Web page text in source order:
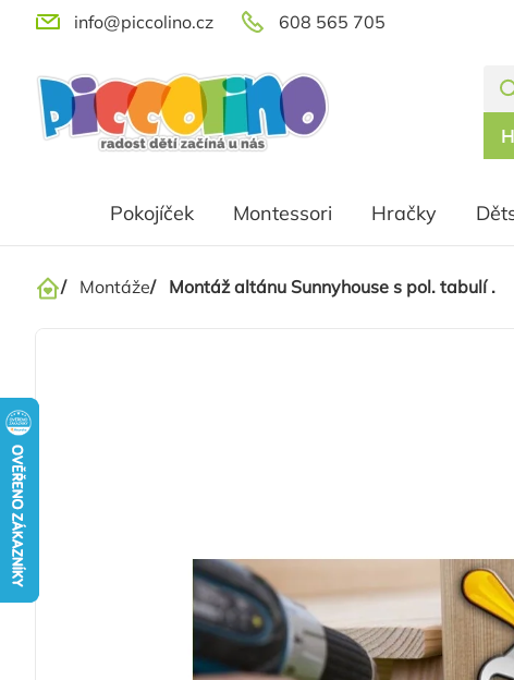
Přejít
obsah
608 565 705
info@piccolino.cz
Pokojíček Montessori Hračky
Domů
/ Montáže/ Montáž altánu Sunnyhouse s pol. tabulí .